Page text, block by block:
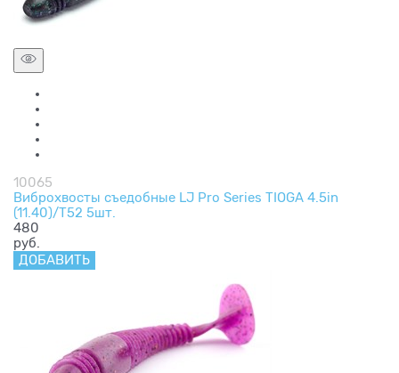
10065
Виброхвосты съедобные LJ Pro Series TIOGA 4.5in
(11.40)/T52 5шт.
480
руб.
ДОБАВИТЬ